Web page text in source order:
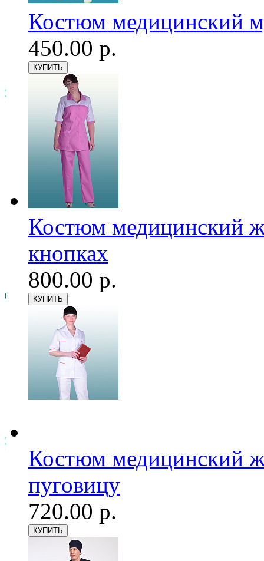
Костюм медицинский
450.00 р.
Костюм медицинский
кнопках
800.00 р.
Костюм медицинский
пуговицу
720.00 р.